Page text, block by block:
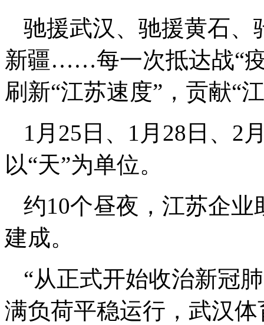
驰援武汉、驰援黄石、
新疆……每一次抵达战“
刷新“江苏速度”，贡献“
1月25日、1月28日、
以“天”为单位。
约10个昼夜，江苏企
建成。
“从正式开始收治新冠
满负荷平稳运行，武汉